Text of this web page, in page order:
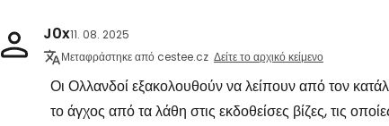
J0x11. 08. 2025
Μεταφράστηκε από cestee.cz Δείτε το αρχικό κείμενο
Οι Ολλανδοί εξακολουθούν να λείπουν από τον
το άγχος από τα λάθη στις εκδοθείσες βίζες, τις